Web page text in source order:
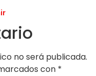
no será publicada.
con *